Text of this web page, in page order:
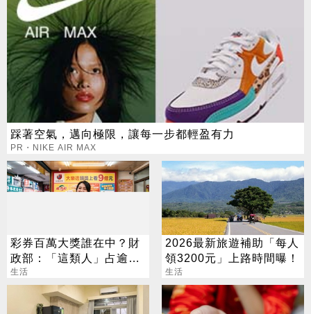
踩著空氣，邁向極限，讓每一步都輕盈有力
PR・NIKE AIR MAX
彩券百萬大獎誰在中？財
政部：「這類人」占逾6
成
生活
2026最新旅遊補助「每人
領3200元」上路時間曝！
生活